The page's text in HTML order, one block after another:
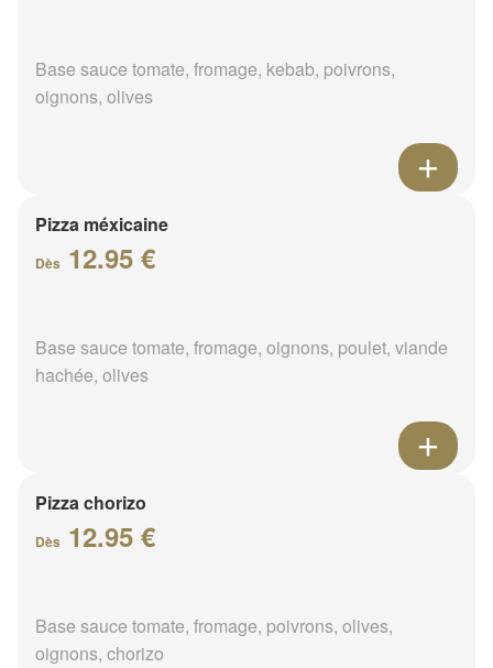
Base sauce tomate, fromage, kebab, poivrons,
oignons, olives
Pizza méxicaine
Dès 12.95 €
Base sauce tomate, fromage, oignons, poulet, viande
hachée, olives
Pizza chorizo
Dès 12.95 €
Base sauce tomate, fromage, poivrons, olives,
oignons, chorizo